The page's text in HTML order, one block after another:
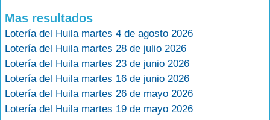
Mas resultados
Lotería del Huila martes 4 de agosto 2026
Lotería del Huila martes 28 de julio 2026
Lotería del Huila martes 23 de junio 2026
Lotería del Huila martes 16 de junio 2026
Lotería del Huila martes 26 de mayo 2026
Lotería del Huila martes 19 de mayo 2026